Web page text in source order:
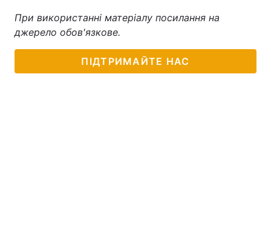
При використанні матеріалу посилання на
джерело обов'язкове.
ПІДТРИМАЙТЕ НАС